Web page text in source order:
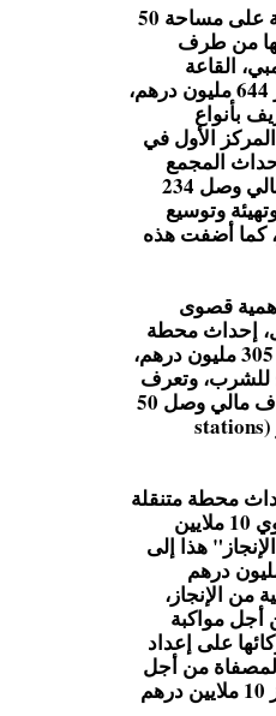
وفي نفس الاطار تحدث العامل عن إحداث القرية الرياضية على مساحة 50
من طرف
القاعة
المغطاة ومركز الإيواء والتدريب الرياضي بغلاف مالي ناهز 644 مليون درهم،
بأنواع
الأول في
76 مليون درهم، إحداث المجمع
الجامعي بجماعة آيت قمرة على مساحة 30 هكتار بغلاف مالي وصل 234
وتوسيع
كما أضفت هذه
قصوى
إحداث محطة
تحلية مياه البحر تنتج 200 لتر في الثانية، بغلاف مالي وصل 305 مليون درهم،
الصالح للشرب، وتعرف
حاليا هذه المنشأة الحيوية توسعة ب 60 لتر في الثانية، بغلاف مالي وصل 50
مليون درهم، عن طريق 3 محطات متنقلة لتحلية ماء البحر (stations
محطة متنقلة
لتحلية مياه البحر بصبيب 5 لتر في الثانية، بغلاف مالي يساوي 10 ملايين
هذا إلى
سد على واد غيس بغلاف مالي ناهز 1300 مليون درهم
من الإنجاز،
أجل مواكبة
على إعداد
من أجل